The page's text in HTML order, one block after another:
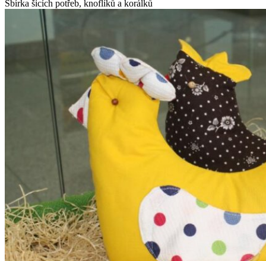
Sbírka šicích potřeb, knoflíků a korálků